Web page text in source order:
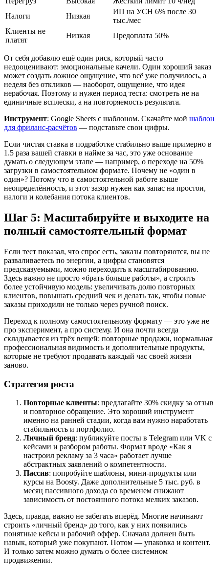
Налоги
Низкая
ИП на УСН 6% после 30
тыс./мес
Клиенты не
платят
Низкая Предоплата 50%
От себя добавлю ещё один риск, который часто
недооценивают: эмоциональные качели. Один хороший заказ
может создать ложное ощущение, что всё уже получилось, а
неделя без откликов — наоборот, ощущение, что идея
нерабочая. Поэтому и нужен период теста: смотреть не на
единичные всплески, а на повторяемость результата.
Инструмент: Google Sheets с шаблоном. Скачайте мой шаблон
для фриланс-расчётов — подставьте свои цифры.
Если чистая ставка в подработке стабильно выше примерно в
1.5 раза вашей ставки в найме за час, это уже основание
думать о следующем этапе — например, о переходе на 50%
загрузки в самостоятельном формате. Почему не «один в
один»? Потому что в самостоятельной работе выше
неопределённость, и этот зазор нужен как запас на простои,
налоги и колебания потока клиентов.
Шаг 5: Масштабируйте и выходите на
полный самостоятельный формат
Если тест показал, что спрос есть, заказы повторяются, вы не
разваливаетесь по энергии, а цифры становятся
предсказуемыми, можно переходить к масштабированию.
Здесь важно не просто «брать больше работы», а строить
более устойчивую модель: увеличивать долю повторных
клиентов, повышать средний чек и делать так, чтобы новые
заказы приходили не только через ручной поиск.
Переход к полному самостоятельному формату — это уже не
про эксперимент, а про систему. И она почти всегда
складывается из трёх вещей: повторные продажи, нормальная
профессиональная видимость и дополнительные продукты,
которые не требуют продавать каждый час своей жизни
заново.
Стратегия роста
Повторные клиенты: предлагайте 30% скидку за отзыв
и повторное обращение. Это хороший инструмент
именно на ранней стадии, когда вам нужно наработать
стабильность и портфолио.
Личный бренд: публикуйте посты в Telegram или VK с
кейсами и разбором работы. Формат вроде «Как я
настроил рекламу за 3 часа» работает лучше
абстрактных заявлений о компетентности.
Пассив: попробуйте шаблоны, мини-продукты или
курсы на Boosty. Даже дополнительные 5 тыс. руб. в
месяц пассивного дохода со временем снижают
зависимость от постоянного потока мелких заказов.
Здесь, правда, важно не забегать вперёд. Многие начинают
строить «личный бренд» до того, как у них появились
понятные кейсы и рабочий оффер. Сначала должен быть
навык, который уже покупают. Потом — упаковка и контент.
И только затем можно думать о более системном
продвижении.